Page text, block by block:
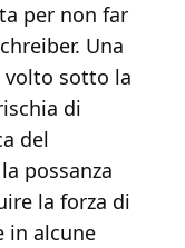
per non far
Una
volto sotto la
di
del
possanza
la forza di
in alcune